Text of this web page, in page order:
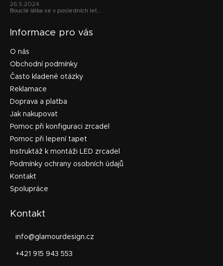
26.5.2024
Bouclé látka se v posledních let...
Informace pro vás
O nás
Obchodní podmínky
Často kladené otázky
Reklamace
Doprava a platba
Jak nakupovat
Pomoc při konfiguraci zrcadel
Pomoc při lepení tapet
Instruktáž k montáži LED zrcadel
Podmínky ochrany osobních údajů
Kontakt
Spolupráce
Kontakt
info@glamourdesign.cz
+421 915 943 553